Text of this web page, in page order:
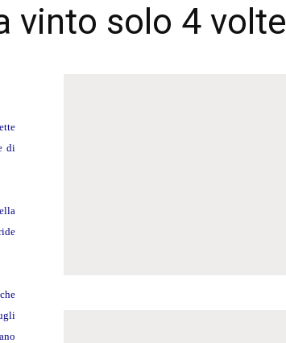
vinto solo 4 volte
di